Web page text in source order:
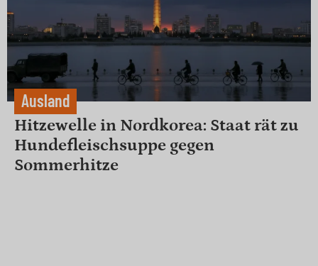
Ausland
Hitzewelle in Nordkorea: Staat rät zu
Hundefleischsuppe gegen
Sommerhitze